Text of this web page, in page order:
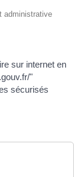
administrative
sur internet en
"
sécurisés